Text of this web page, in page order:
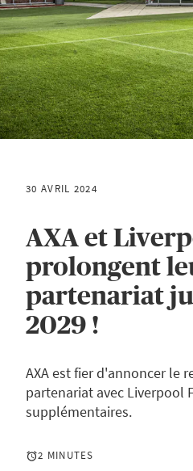
30 AVRIL 2024
AXA et
prolongent
partenariat
2029 !
AXA est fier d'annoncer le
partenariat avec Liverpool
supplémentaires.
2 MINUTES